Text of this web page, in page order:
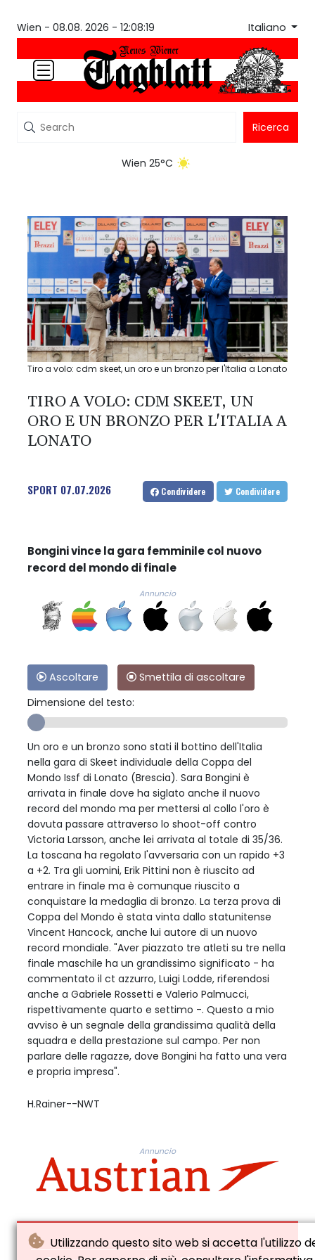
Utilizzando questo sito web si accetta l'utilizzo
Wien - 08.08. 2026 - 12:08:19 Italiano
Ricerca
Wien 25°C
Tiro a volo: cdm skeet, un oro e un bronzo per l'Italia a Lonato
TIRO A VOLO: CDM SKEET, UN
ORO E UN BRONZO PER L'ITALIA A
LONATO
SPORT 07.07.2026 Condividere Condividere
Bongini vince la gara femminile col nuovo
record del mondo di finale
Annuncio
Ascoltare
Smettila di ascoltare
Dimensione del testo:
Un oro e un bronzo sono stati il bottino dell'Italia
nella gara di Skeet individuale della Coppa del
Mondo Issf di Lonato (Brescia). Sara Bongini è
arrivata in finale dove ha siglato anche il nuovo
record del mondo ma per mettersi al collo l'oro è
dovuta passare attraverso lo shoot-off contro
Victoria Larsson, anche lei arrivata al totale di 35/36.
La toscana ha regolato l'avversaria con un rapido +3
a +2. Tra gli uomini, Erik Pittini non è riuscito ad
entrare in finale ma è comunque riuscito a
conquistare la medaglia di bronzo. La terza prova di
Coppa del Mondo è stata vinta dallo statunitense
Vincent Hancock, anche lui autore di un nuovo
record mondiale. "Aver piazzato tre atleti su tre nella
finale maschile ha un grandissimo significato - ha
commentato il ct azzurro, Luigi Lodde, riferendosi
anche a Gabriele Rossetti e Valerio Palmucci,
rispettivamente quarto e settimo -. Questo a mio
avviso è un segnale della grandissima qualità della
squadra e della prestazione sul campo. Per non
parlare delle ragazze, dove Bongini ha fatto una vera
e propria impresa".
H.Rainer--NWT
Annuncio